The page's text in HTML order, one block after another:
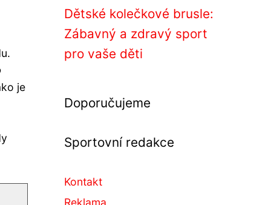
je
Dětské kolečkové brusle:
Zábavný a zdravý sport
pro vaše děti
Doporučujeme
Sportovní redakce
Kontakt
Reklama